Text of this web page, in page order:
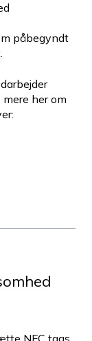
påbegyndt
her om